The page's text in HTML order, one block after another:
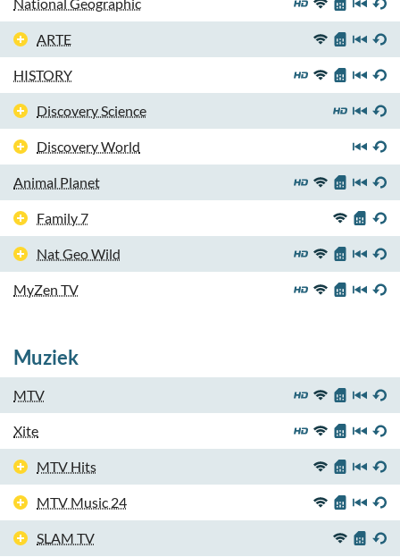
ARTE
HISTORY
Discovery Science
Discovery World
Animal Planet
Family 7
Nat Geo Wild
MyZen TV
Muziek
MTV
Xite
MTV Hits
MTV Music 24
SLAM TV